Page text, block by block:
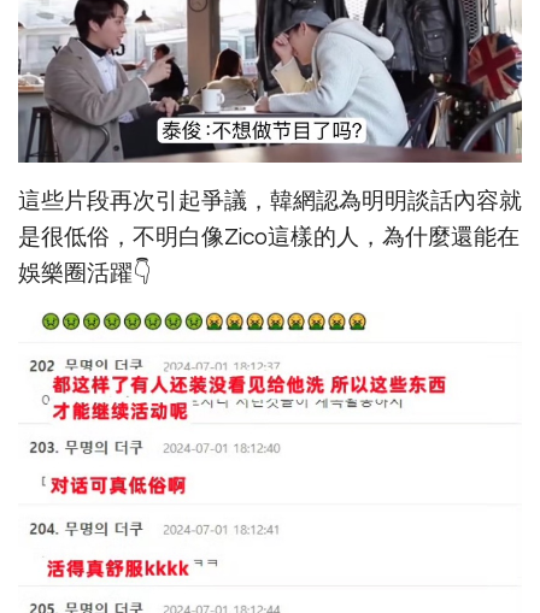
這些片段再次引起爭議，韓網認為明明談話內容就
是很低俗，不明白像Zico這樣的人，為什麼還能在
娛樂圈活躍👇